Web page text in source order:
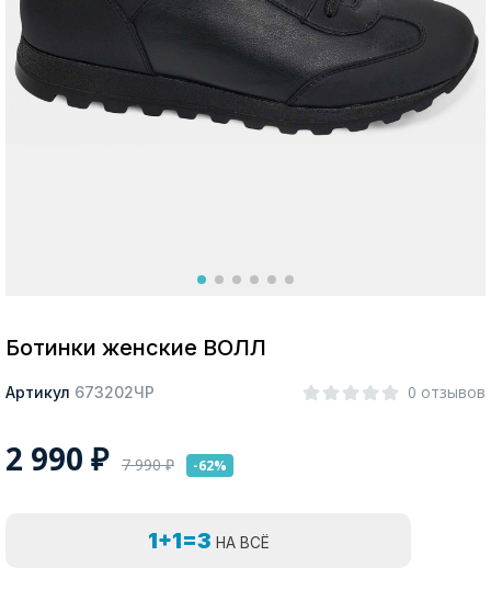
Ботинки женские ВОЛЛ
Артикул 673202ЧР 0 отзывов
2 990 ₽ 7 990₽ -62%
1+1=3 НА ВСЁ